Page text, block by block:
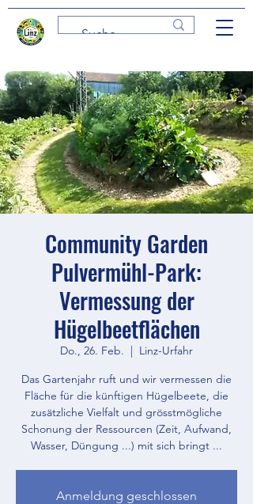
Community Garden
Pulvermühl-Park:
Vermessung der
Hügelbeetflächen
Do., 26. Feb.
  |
Linz-Urfahr
Das Gartenjahr ruft und wir vermessen die
Fläche für die künftigen Hügelbeete, die
zusätzliche Vielfalt und grösstmögliche
Schonung der Ressourcen (Zeit, Aufwand,
Wasser, Düngung ...) mit sich bringt ...
Anmeldung geschlossen